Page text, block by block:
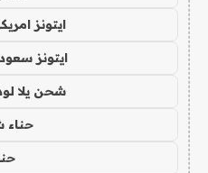
ايتونز
ايتونز
شحن يلا
حناء